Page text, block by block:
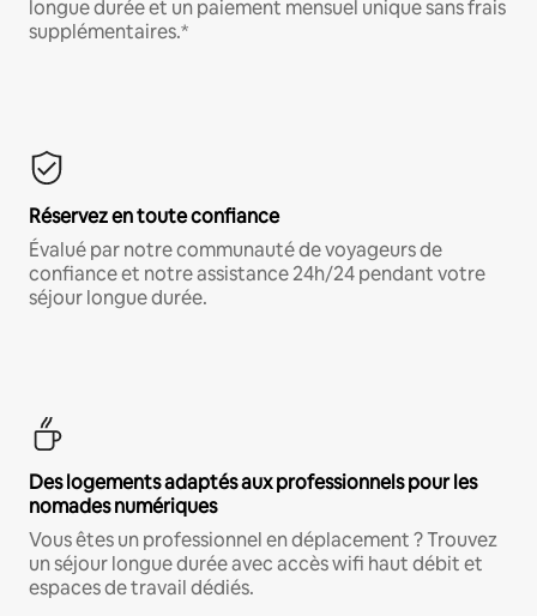
longue durée et un paiement mensuel unique sans frais
supplémentaires.*
Réservez en toute confiance
Évalué par notre communauté de voyageurs de
confiance et notre assistance 24h/24 pendant votre
séjour longue durée.
Des logements adaptés aux professionnels pour les
nomades numériques
Vous êtes un professionnel en déplacement ? Trouvez
un séjour longue durée avec accès wifi haut débit et
espaces de travail dédiés.